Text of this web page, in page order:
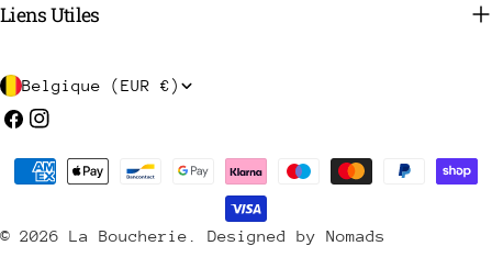
Liens Utiles
P
a
/
Belgique (EUR €)
Facebook
Instagram
© 2026 La Boucherie Designed by Nomads
Méthodes
payement